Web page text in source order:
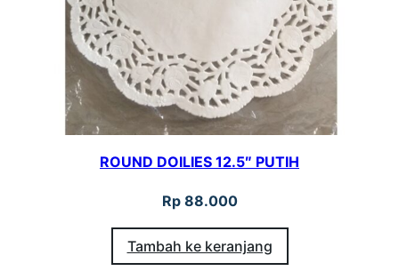
ROUND DOILIES 12.5″ PUTIH
Rp88.000
Tambah ke keranjang